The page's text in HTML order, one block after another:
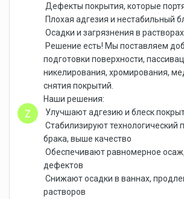
Дефекты покрытия, которые
Плохая адгезия и нестабильный
Осадки и загрязнения в растворах
Решение есть! Мы поставляем
подготовки поверхности,
никелирования, хромирования,
снятия покрытий.
Наши решения:
Улучшают адгезию и блеск
Стабилизируют технологический
брака, выше качество
Обеспечивают равномерное
дефектов
Снижают осадки в ваннах,
растворов